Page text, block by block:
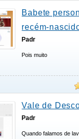
Babete
recém-
Padr
Pois muito
Vale de
Padr
Quando falamos de